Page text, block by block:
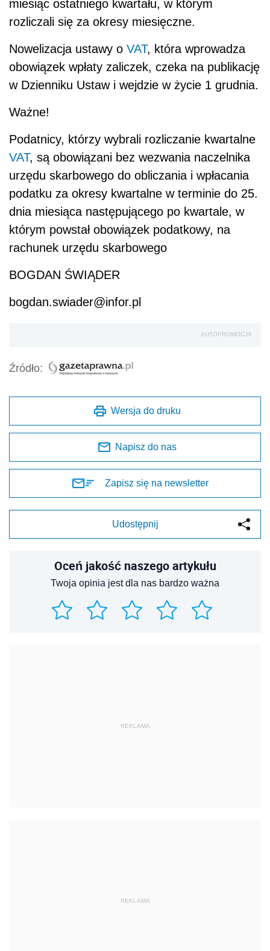
miesiąc ostatniego kwartału, w którym
rozliczali się za okresy miesięczne.
Nowelizacja ustawy o VAT, która wprowadza
obowiązek wpłaty zaliczek, czeka na publikację
w Dzienniku Ustaw i wejdzie w życie 1 grudnia.
Ważne!
Podatnicy, którzy wybrali rozliczanie kwartalne
VAT, są obowiązani bez wezwania naczelnika
urzędu skarbowego do obliczania i wpłacania
podatku za okresy kwartalne w terminie do 25.
dnia miesiąca następującego po kwartale, w
którym powstał obowiązek podatkowy, na
rachunek urzędu skarbowego
BOGDAN ŚWIĄDER
bogdan.swiader@infor.pl
AUTOPROMOCJA
Źródło:
Wersja do druku
Napisz do nas
Zapisz się na newsletter
Udostępnij
Oceń jakość naszego artykułu
Twoja opinia jest dla nas bardzo ważna
REKLAMA
REKLAMA